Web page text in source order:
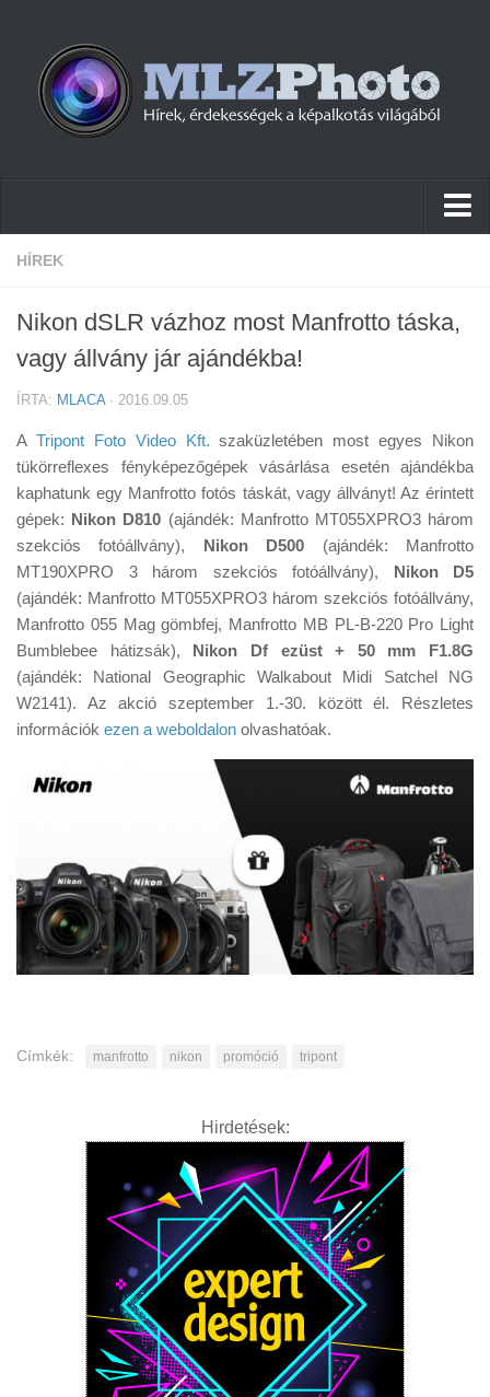
Hírek
Cikkek
Szoftver
Tudástár
Tanácsok
Érdekességek
Helyszíni Riport
E-BB
HÍREK
Nikon dSLR vázhoz most Manfrotto táska,
vagy állvány jár ajándékba!
ÍRTA: MLACA· 2016.09.05
A Tripont Foto Video Kft. szaküzletében most egyes Nikon
tükörreflexes fényképezőgépek vásárlása esetén ajándékba
kaphatunk egy Manfrotto fotós táskát, vagy állványt! Az érintett
gépek: Nikon D810 (ajándék: Manfrotto MT055XPRO3 három
szekciós fotóállvány), Nikon D500 (ajándék: Manfrotto
MT190XPRO 3 három szekciós fotóállvány), Nikon D5
(ajándék: Manfrotto MT055XPRO3 három szekciós fotóállvány,
Manfrotto 055 Mag gömbfej, Manfrotto MB PL-B-220 Pro Light
Bumblebee hátizsák), Nikon Df ezüst + 50 mm F1.8G
(ajándék: National Geographic Walkabout Midi Satchel NG
W2141). Az akció szeptember 1.-30. között él. Részletes
információk ezen a weboldalon olvashatóak.
Címkék: manfrotto nikon promóció tripont
Hirdetések: